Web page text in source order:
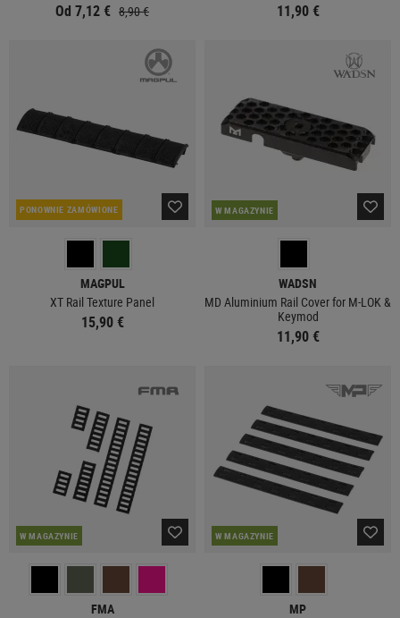
Od 7,12 € 8,90 € 11,90 €
PONOWNIE ZAMÓWIONE
MAGPUL
XT Rail Texture Panel
15,90 €
W MAGAZYNIE
WADSN
MD Aluminium Rail Cover for M-LOK &
Keymod
11,90 €
W MAGAZYNIE
FMA
W MAGAZYNIE
MP